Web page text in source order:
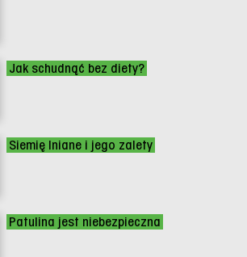
Jak schudnąć bez diety?
Siemię lniane i jego zalety
Patulina jest niebezpieczna